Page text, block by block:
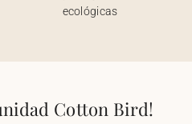
ecológicas
Cotton Bird!